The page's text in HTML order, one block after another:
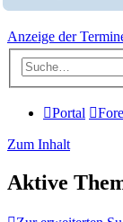
Anzeige der
Portal
Zum Inhalt
Aktive